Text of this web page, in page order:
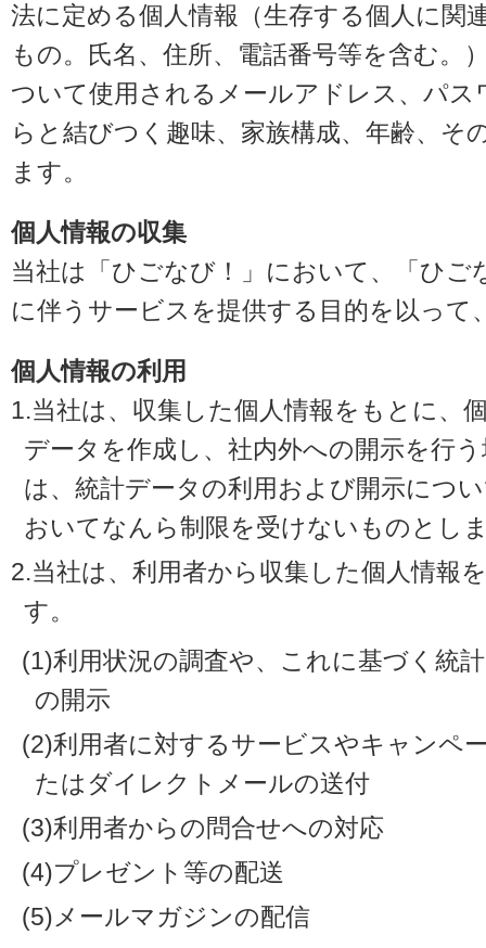
法に定める個人情報（生存する個人に関
もの。氏名、住所、電話番号等を含む。
ついて使用されるメールアドレス、パ
らと結びつく趣味、家族構成、年齢、そ
ます。
個人情報の収集
当社は「ひごなび！」において、「ひ
に伴うサービスを提供する目的を以って
個人情報の利用
1.当社は、収集した個人情報をもとに、
データを作成し、社内外への開示を行
は、統計データの利用および開示につ
おいてなんら制限を受けないものとし
2.当社は、利用者から収集した個人情報
す。
(1)利用状況の調査や、これに基づく統
の開示
(2)利用者に対するサービスやキャンペ
たはダイレクトメールの送付
(3)利用者からの問合せへの対応
(4)プレゼント等の配送
(5)メールマガジンの配信